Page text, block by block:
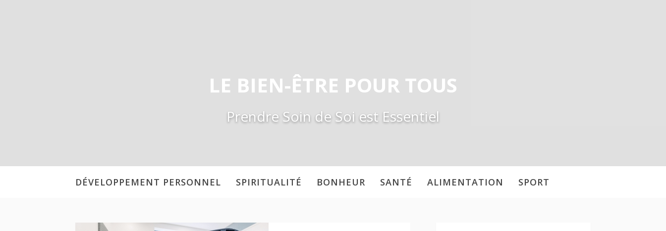
LE BIEN-ÊTRE POUR TOUS
Prendre Soin de Soi est Essentiel
DÉVELOPPEMENT PERSONNEL SPIRITUALITÉ BONHEUR SANTÉ ALIMENTATION SPORT